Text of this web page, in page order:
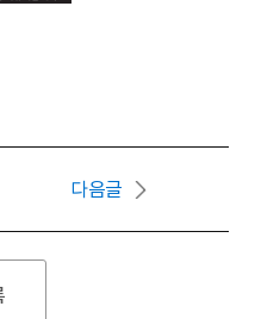
다음글